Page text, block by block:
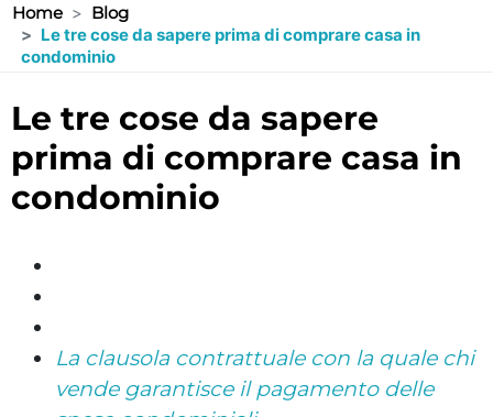
Home
Blog
Le tre cose da sapere prima di comprare casa in
condominio
le tre cose da sapere
prima di comprare casa in
condominio
La clausola contrattuale con la quale chi
vende garantisce il pagamento delle